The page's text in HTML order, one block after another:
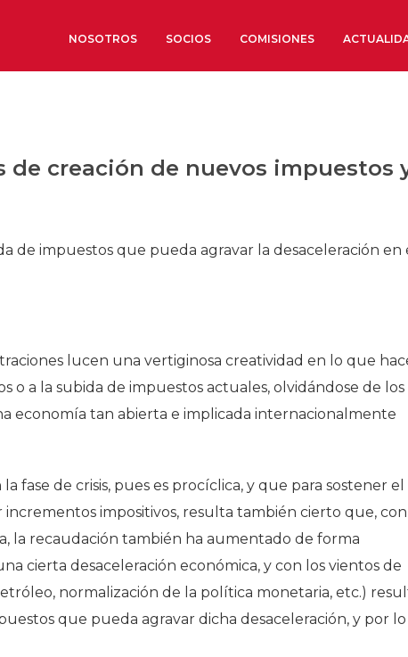
NOSOTROS
Órganos Consultivos
Conoce más
Biblioteca Archivo
Sede Social
SOCIOS COMISIONES
creación de nuevos impuestos
de impuestos que pueda agravar la desaceleración en
lucen una vertiginosa creatividad en lo que
o a la subida de impuestos actuales, olvidándose de los
economía tan abierta e implicada internacionalmente
fase de crisis, pues es procíclica, y que para sostener el
impositivos, resulta también cierto que, con
la recaudación también ha aumentado de forma
cierta desaceleración económica, y con los vientos de
normalización de la política monetaria, etc.)
que pueda agravar dicha desaceleración, y por lo